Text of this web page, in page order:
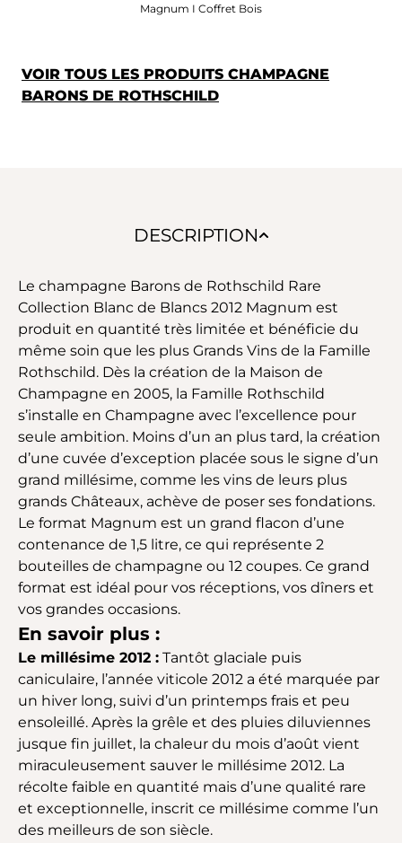
Magnum I Coffret Bois
VOIR TOUS LES PRODUITS CHAMPAGNE
BARONS DE ROTHSCHILD
DESCRIPTION
Le champagne Barons de Rothschild Rare
Collection Blanc de Blancs 2012 Magnum est
produit en quantité très limitée et bénéficie du
même soin que les plus Grands Vins de la Famille
Rothschild. Dès la création de la Maison de
Champagne en 2005, la Famille Rothschild
s’installe en Champagne avec l’excellence pour
seule ambition. Moins d’un an plus tard, la création
d’une cuvée d’exception placée sous le signe d’un
grand millésime, comme les vins de leurs plus
grands Châteaux, achève de poser ses fondations.
Le format Magnum est un grand flacon d’une
contenance de 1,5 litre, ce qui représente 2
bouteilles de champagne ou 12 coupes. Ce grand
format est idéal pour vos réceptions, vos dîners et
vos grandes occasions.
En savoir plus :
Le millésime 2012 : Tantôt glaciale puis
caniculaire, l’année viticole 2012 a été marquée par
un hiver long, suivi d’un printemps frais et peu
ensoleillé. Après la grêle et des pluies diluviennes
jusque fin juillet, la chaleur du mois d’août vient
miraculeusement sauver le millésime 2012. La
récolte faible en quantité mais d’une qualité rare
et exceptionnelle, inscrit ce millésime comme l’un
des meilleurs de son siècle.